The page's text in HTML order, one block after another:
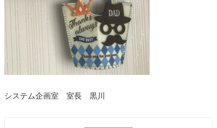
システム企画室 室長 黒川